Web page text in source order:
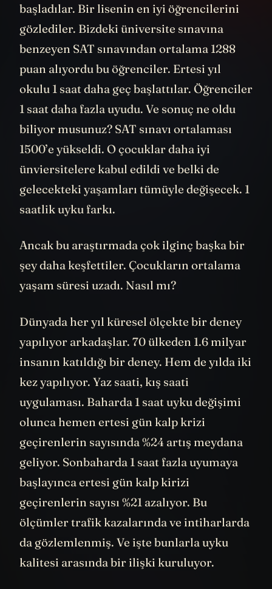
başladılar. Bir lisenin en iyi öğrencilerini
gözlediler. Bizdeki üniversite sınavına
benzeyen SAT sınavından ortalama 1288
puan alıyordu bu öğrenciler. Ertesi yıl
okulu 1 saat daha geç başlattılar. Öğrenciler
1 saat daha fazla uyudu. Ve sonuç ne oldu
biliyor musunuz? SAT sınavı ortalaması
1500’e yükseldi. O çocuklar daha iyi
ünviersitelere kabul edildi ve belki de
gelecekteki yaşamları tümüyle değişecek. 1
saatlik uyku farkı.
Ancak bu araştırmada çok ilginç başka bir
şey daha keşfettiler. Çocukların ortalama
yaşam süresi uzadı. Nasıl mı?
Dünyada her yıl küresel ölçekte bir deney
yapılıyor arkadaşlar. 70 ülkeden 1.6 milyar
insanın katıldığı bir deney. Hem de yılda iki
kez yapılıyor. Yaz saati, kış saati
uygulaması. Baharda 1 saat uyku değişimi
olunca hemen ertesi gün kalp krizi
geçirenlerin sayısında %24 artış meydana
geliyor. Sonbaharda 1 saat fazla uyumaya
başlayınca ertesi gün kalp kirizi
geçirenlerin sayısı %21 azalıyor. Bu
ölçümler trafik kazalarında ve intiharlarda
da gözlemlenmiş. Ve işte bunlarla uyku
kalitesi arasında bir ilişki kuruluyor.